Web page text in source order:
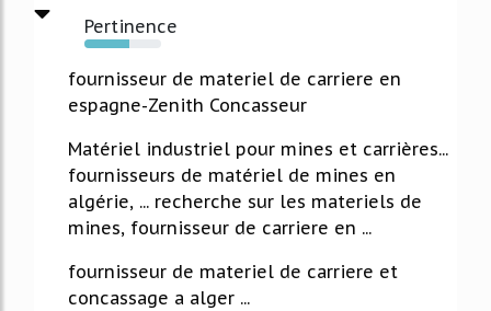
Pertinence
59%
fournisseur de materiel de carriere en
espagne-Zenith Concasseur
Matériel industriel pour mines et carrières...
fournisseurs de matériel de mines en
algérie, ... recherche sur les materiels de
mines, fournisseur de carriere en ...
fournisseur de materiel de carriere et
concassage a alger ...